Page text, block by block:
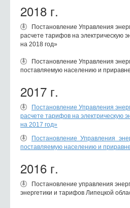
2018 г.
Постановление Управления
расчете тарифов на электрическую
на 2018 год»
Постановление Управления
поставляемую населению и
2017 г.
Постановление Управления
расчете тарифов на электрическую
на 2017 год»
Постановление Управления
поставляемую населению и
2016 г.
Постановление управления
энергетики и тарифов Липецкой